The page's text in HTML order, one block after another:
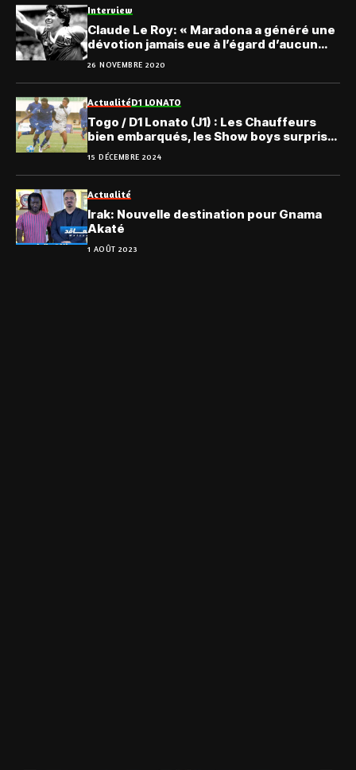
Interview
Claude Le Roy: « Maradona a généré une
dévotion jamais eue à l’égard d’aucun
autre joueur… »
26 NOVEMBRE 2020
ActualitéD1 LONATO
Togo / D1 Lonato (J1) : Les Chauffeurs
bien embarqués, les Show boys surpris,
le récapitulatif
15 DÉCEMBRE 2024
Actualité
Irak: Nouvelle destination pour Gnama
Akaté
1 AOÛT 2023